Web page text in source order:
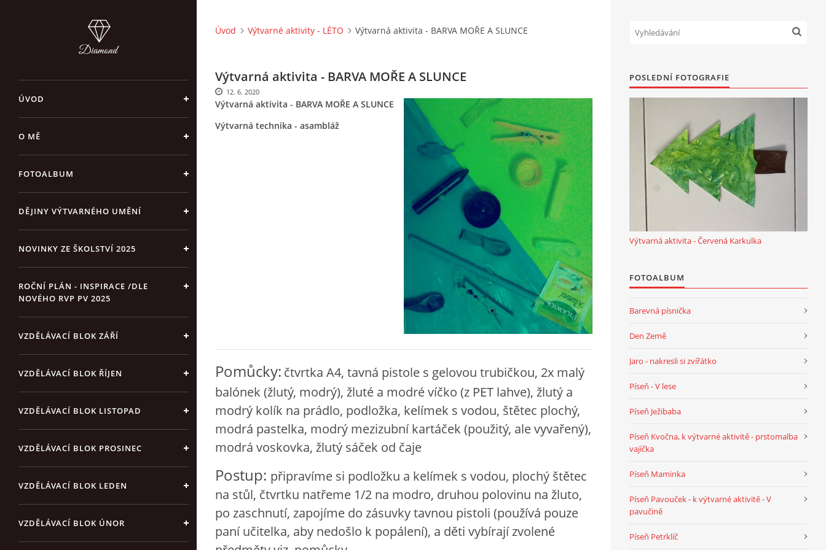
ÚVOD
O MĚ
FOTOALBUM
DĚJINY VÝTVARNÉHO UMĚNÍ
NOVINKY ZE ŠKOLSTVÍ 2025
ROČNÍ PLÁN - INSPIRACE /DLE
NOVÉHO RVP PV 2025
VZDĚLÁVACÍ BLOK ZÁŘÍ
VZDĚLÁVACÍ BLOK ŘÍJEN
VZDĚLÁVACÍ BLOK LISTOPAD
VZDĚLÁVACÍ BLOK PROSINEC
VZDĚLÁVACÍ BLOK LEDEN
VZDĚLÁVACÍ BLOK ÚNOR
Úvod Výtvarné aktivity - LÉTO Výtvarná aktivita - BARVA MOŘE A SLUNCE
Výtvarná aktivita - BARVA MOŘE A SLUNCE
Výtvarná aktivita - BARVA MOŘE A SLUNCE
Výtvarná technika - asambláž
12. 6. 2020
Pomůcky: čtvrtka A4, tavná pistole s gelovou trubičkou, 2x malý
balónek (žlutý, modrý), žluté a modré víčko (z PET lahve), žlutý a
modrý kolík na prádlo, podložka, kelímek s vodou, štětec plochý,
modrá pastelka, modrý mezizubní kartáček (použitý, ale vyvařený),
modrá voskovka, žlutý sáček od čaje
Postup: připravíme si podložku a kelímek s vodou, plochý štětec
na stůl, čtvrtku natřeme 1/2 na modro, druhou polovinu na žluto,
po zaschnutí, zapojíme do zásuvky tavnou pistoli (používá pouze
paní učitelka, aby nedošlo k popálení), a děti vybírají zvolené
POSLEDNÍ FOTOGRAFIE
Výtvarná aktivita - Červená Karkulka
FOTOALBUM
Barevná písnička
Den Země
Jaro - nakresli si zvířátko
Píseň - V lese
Píseň Ježibaba
Píseň Kvočna, k výtvarné aktivitě - prstomalba
vajíčka
Píseň Maminka
Píseň Pavouček - k výtvarné aktivitě - V
pavučině
Píseň Petrklíč